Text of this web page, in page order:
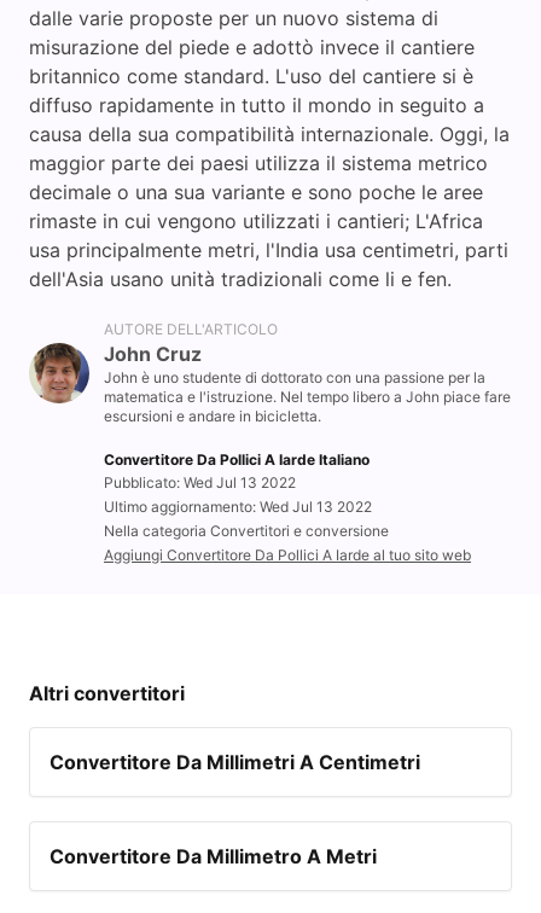
dalle varie proposte per un nuovo sistema di
misurazione del piede e adottò invece il cantiere
britannico come standard. L'uso del cantiere si è
diffuso rapidamente in tutto il mondo in seguito a
causa della sua compatibilità internazionale. Oggi, la
maggior parte dei paesi utilizza il sistema metrico
decimale o una sua variante e sono poche le aree
rimaste in cui vengono utilizzati i cantieri; L'Africa
usa principalmente metri, l'India usa centimetri, parti
dell'Asia usano unità tradizionali come li e fen.
AUTORE DELL'ARTICOLO
John Cruz
John è uno studente di dottorato con una passione per la
matematica e l'istruzione. Nel tempo libero a John piace fare
escursioni e andare in bicicletta.
Convertitore Da Pollici A Iarde Italiano
Pubblicato: Wed Jul 13 2022
Ultimo aggiornamento: Wed Jul 13 2022
Nella categoria Convertitori e conversione
Aggiungi Convertitore Da Pollici A Iarde al tuo sito web
Altri convertitori
Convertitore Da Millimetri A Centimetri
Convertitore Da Millimetro A Metri